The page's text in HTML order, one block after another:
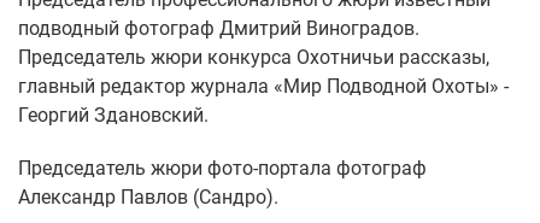
подводный фотограф Дмитрий Виноградов.
Председатель жюри конкурса Охотничьи рассказы,
главный редактор журнала «Мир Подводной Охоты» -
Георгий Здановский.
Председатель жюри фото-портала фотограф
Александр Павлов (Сандро).